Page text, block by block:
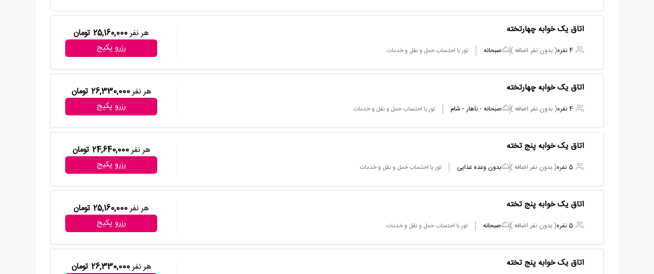
اتاق یک خوابه چهارتخته
4 نفره ( بدون نفر اضافه ) صبحانه تور با احتساب حمل و نقل و خدمات
هر نفر25,160,000 تومان
رزرو پکیج
اتاق یک خوابه چهارتخته
4 نفره ( بدون نفر اضافه ) صبحانه - ناهار - شام تور با احتساب حمل و نقل و خدمات
هر نفر26,330,000 تومان
رزرو پکیج
اتاق یک خوابه پنج تخته
5 نفره ( بدون نفر اضافه ) بدون وعده غذایی تور با احتساب حمل و نقل و خدمات
هر نفر24,640,000 تومان
رزرو پکیج
اتاق یک خوابه پنج تخته
5 نفره ( بدون نفر اضافه ) صبحانه تور با احتساب حمل و نقل و خدمات
هر نفر25,160,000 تومان
رزرو پکیج
اتاق یک خوابه پنج تخته هر نفر26,330,000 تومان